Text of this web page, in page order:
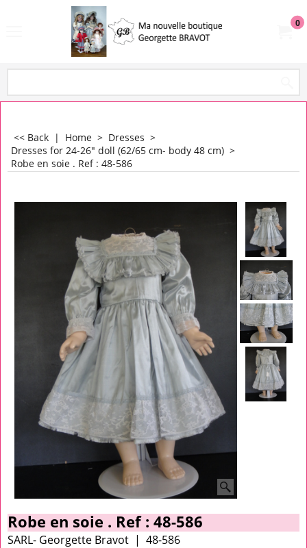
0
<< Back | Home > Dresses >
Dresses for 24-26" doll (62/65 cm- body 48 cm) >
Robe en soie . Ref : 48-586
Robe en soie . Ref : 48-586
SARL- Georgette Bravot 48-586